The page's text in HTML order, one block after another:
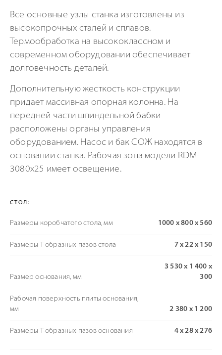
Все основные узлы станка изготовлены из
высокопрочных сталей и сплавов.
Термообработка на высококлассном и
современном оборудовании обеспечивает
долговечность деталей.
Дополнительную жесткость конструкции
придает массивная опорная колонна. На
передней части шпиндельной бабки
расположены органы управления
оборудованием. Насос и бак СОЖ находятся в
основании станка. Рабочая зона модели RDM-
3080x25 имеет освещение.
СТОЛ:
Размеры коробчатого стола, мм 1000 х 800 х 560
Размеры Т-образных пазов стола 7 х 22 х 150
Размер основания, мм
3 530 х 1 400 х
300
Рабочая поверхность плиты основания,
мм
2 380 х 1 200
Размеры Т-образных пазов основания 4 х 28 х 276